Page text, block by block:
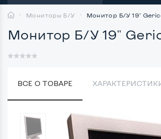
Мониторы Б/У Монитор Б/У 19"
Монитор Б/У 19"
ВСЕ О ТОВАРЕ